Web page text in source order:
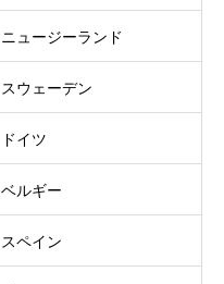
ニュージーランド
スウェーデン
ドイツ
ベルギー
スペイン